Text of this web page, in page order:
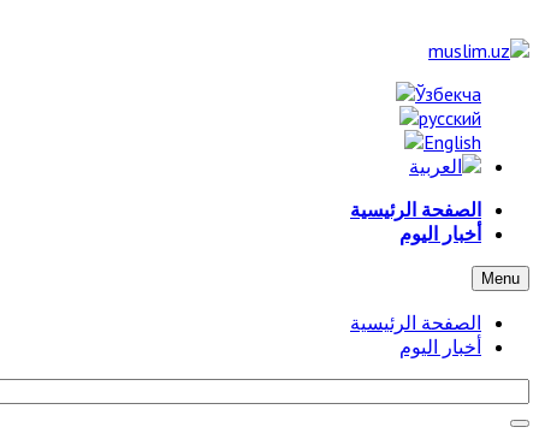
الصفحة الرئيسية
أخبار اليوم
Menu
الصفحة الرئيسية
أخبار اليوم